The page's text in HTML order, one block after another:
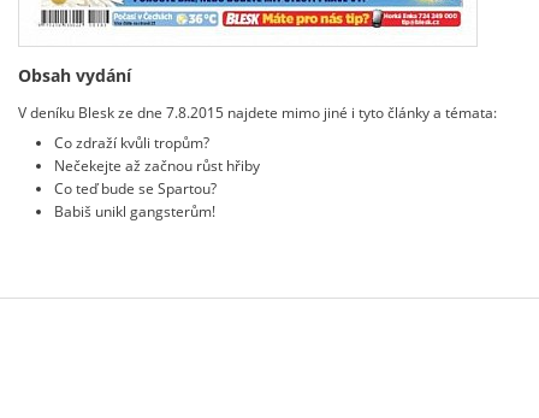
Obsah vydání
V deníku Blesk ze dne 7.8.2015 najdete mimo jiné i tyto články a témata:
Co zdraží kvůli tropům?
Nečekejte až začnou růst hřiby
Co teď bude se Spartou?
Babiš unikl gangsterům!